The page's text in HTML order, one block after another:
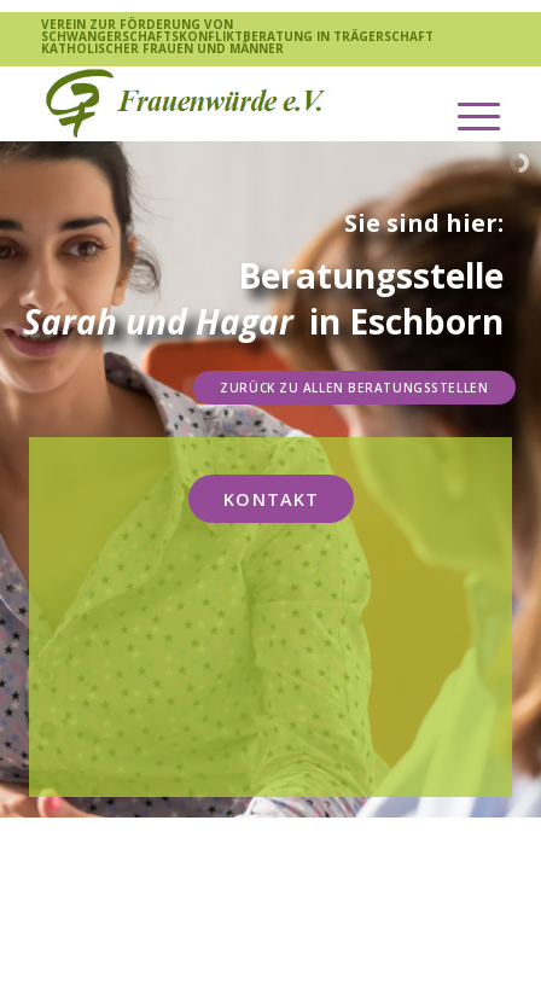
VEREIN ZUR FÖRDERUNG VON
SCHWANGERSCHAFTSKONFLIKTBERATUNG IN TRÄGERSCHAFT
KATHOLISCHER FRAUEN UND MÄNNER
Sarah und Hagar
Beratungsstelle
in Eschborn
Sie sind hier:
KONTAKT
ZURÜCK ZU ALLEN BERATUNGSSTELLEN